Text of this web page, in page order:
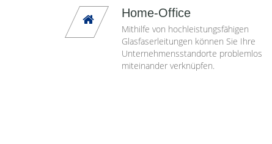
Home-Office
Mithilfe von hochleistungsfähigen
Glasfaserleitungen können Sie Ihre
Unternehmensstandorte problemlos
miteinander verknüpfen.